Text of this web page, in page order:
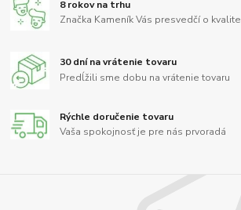
8 rokov na trhu
Značka Kameník Vás presvedčí o kvalite
30 dní na vrátenie tovaru
Predĺžili sme dobu na vrátenie tovaru
Rýchle doručenie tovaru
Vaša spokojnosť je pre nás prvoradá